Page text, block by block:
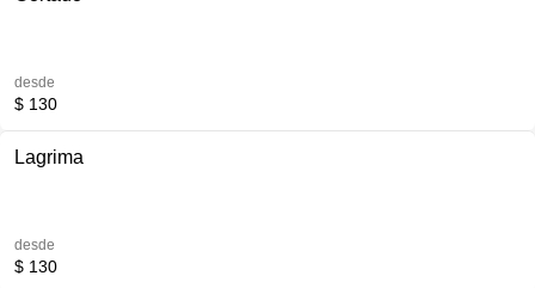
desde
$ 130
Lagrima
desde
$ 130